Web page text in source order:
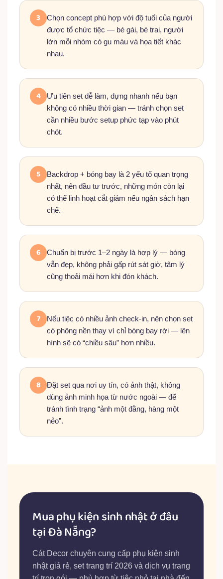
3
Chọn concept phù hợp với độ tuổi của người
được tổ chức tiệc — bé gái, bé trai, người
lớn mỗi nhóm có gu màu và họa tiết khác
nhau.
4
Ưu tiên set dễ làm, dựng nhanh nếu bạn
không có nhiều thời gian — tránh chọn set
cần nhiều bước setup phức tạp vào phút
chót.
5
Backdrop + bóng bay là 2 yếu tố quan trọng
nhất, nên đầu tư trước, những món còn lại
có thể linh hoạt cắt giảm nếu ngân sách hạn
chế.
6
Chuẩn bị trước 1–2 ngày là hợp lý — bóng
vẫn đẹp, không phải gấp rút sát giờ, tâm lý
cũng thoải mái hơn khi đón khách.
7
Nếu tiệc có nhiều ảnh check-in, nên chọn set
có phông nền thay vì chỉ bóng bay rời — lên
hình sẽ có “chiều sâu” hơn nhiều.
8
Đặt set qua nơi uy tín, có ảnh thật, không
dùng ảnh minh họa từ nước ngoài — để
tránh tình trạng “ảnh một đằng, hàng một
nẻo”.
Mua phụ kiện sinh nhật ở đâu
tại Đà Nẵng?
Cát Decor chuyên cung cấp phụ kiện sinh
nhật giá rẻ, set trang trí 2026 và dịch vụ trang